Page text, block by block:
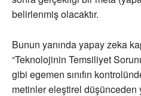
belirlenmiş olacaktır.
Bunun yanında yapay zeka
“Teknolojinin Temsiliyet
gibi egemen sınıfın
metinler eleştirel düşünceden